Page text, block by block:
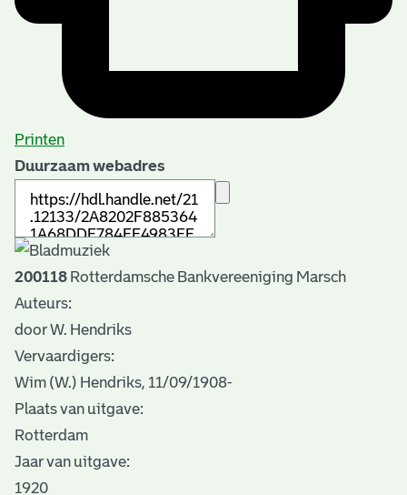
Printen
Duurzaam webadres
200118 Rotterdamsche Bankvereeniging Marsch
Auteurs:
door W. Hendriks
Vervaardigers:
Wim (W.) Hendriks, 11/09/1908-
Plaats van uitgave:
Rotterdam
Jaar van uitgave:
1920